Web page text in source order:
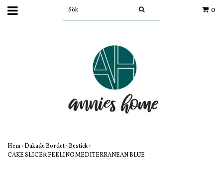
0
Hem›Dukade Bordet›Bestick›
CAKE SLICER FEELING MEDITERRANEAN BLUE